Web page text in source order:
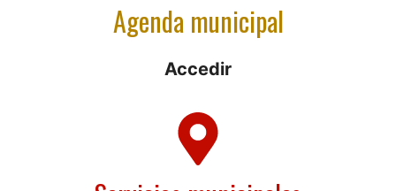
Agenda municipal
Accedir